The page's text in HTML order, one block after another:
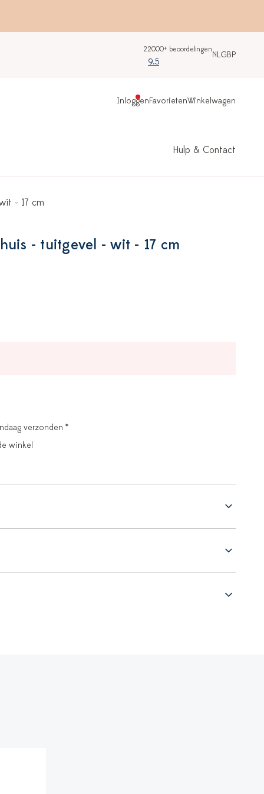
22000+ beoordelingen
9.5
NLGBP
InloggenFavorietenWinkelwagen
Hulp & Contact
- 17 cm
- tuitgevel - wit - 17 cm
verzonden *
winkel